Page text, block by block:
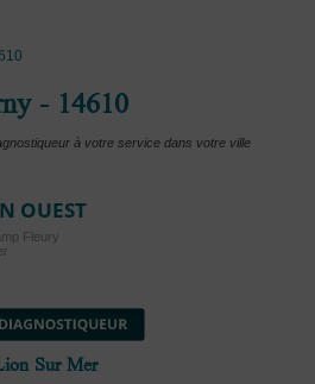
- 14610
à votre service dans votre ville
OUEST
Fleury
Sur Mer